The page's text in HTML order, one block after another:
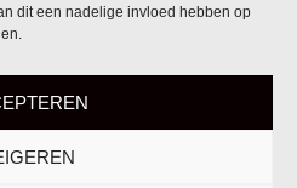
dit een nadelige invloed hebben op
je te horen!